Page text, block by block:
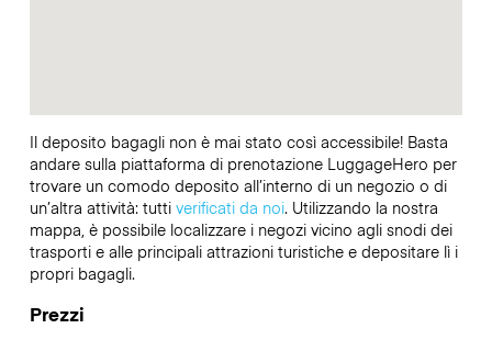
Il deposito bagagli non è mai stato così accessibile! Basta
andare sulla piattaforma di prenotazione LuggageHero per
trovare un comodo deposito all’interno di un negozio o di
un’altra attività: tutti verificati da noi. Utilizzando la nostra
mappa, è possibile localizzare i negozi vicino agli snodi dei
trasporti e alle principali attrazioni turistiche e depositare lì i
propri bagagli.
Prezzi